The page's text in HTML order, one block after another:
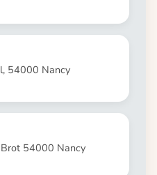
54000 Nancy
54000 Nancy